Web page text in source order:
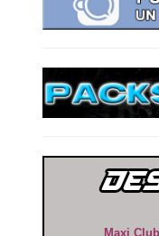
Maxi